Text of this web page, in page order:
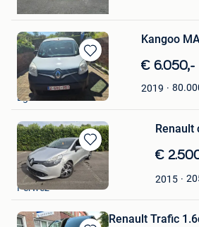
Oostakker
Bewaren
in
Mijn
Favorieten
Kangoo
€ 6.050,-
2019
Tofdecamp
Eghezee
Bewaren
in
Mijn
Favorieten
Renault
€
2015
DD
Perwez
Renault Trafic